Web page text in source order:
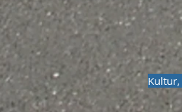
Kultur,